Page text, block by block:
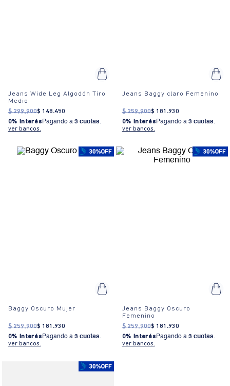
Jeans Wide Leg Algodón Tiro
Medio
$ 299.900$ 148.450
0% Interés Pagando a 3 cuotas.
ver bancos.
Jeans Baggy claro Femenino
$ 259.900$ 181 .930
0% Interés Pagando a 3 cuotas.
ver bancos.
Baggy Oscuro Mujer
$ 259.900$ 181 .930
0% Interés Pagando a 3 cuotas.
ver bancos.
Jeans Baggy Oscuro
Femenino
$ 259.900$ 181 .930
0% Interés Pagando a 3 cuotas.
ver bancos.